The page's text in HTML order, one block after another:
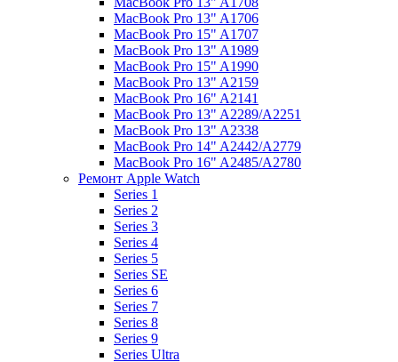
MacBook Pro 13" A1706
MacBook Pro 15" A1707
MacBook Pro 13" A1989
MacBook Pro 15" A1990
MacBook Pro 13" A2159
MacBook Pro 16" A2141
MacBook Pro 13" A2289/A2251
MacBook Pro 13" A2338
MacBook Pro 14" A2442/A2779
MacBook Pro 16" A2485/A2780
Ремонт Apple Watch
Series 1
Series 2
Series 3
Series 4
Series 5
Series SE
Series 6
Series 7
Series 8
Series 9
Series Ultra